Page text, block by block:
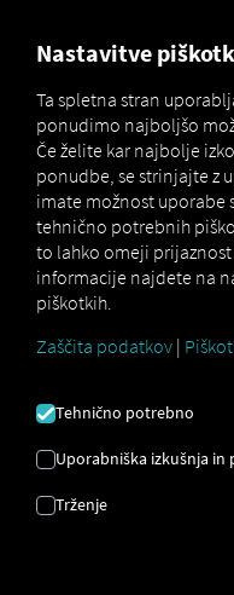
Marketplace
KÖGEL
Navodila po
Nastavitve
Ta spletna stran
ponudimo najboljšo
Če želite kar najbolje
ponudbe, se strinjajte z
imate možnost uporabe
tehnično potrebnih
to lahko omeji
informacije najdete na
piškotkih.
Zaščita podatkov |
Tehnično potrebno
Uporabniška izkušnja in
Trženje